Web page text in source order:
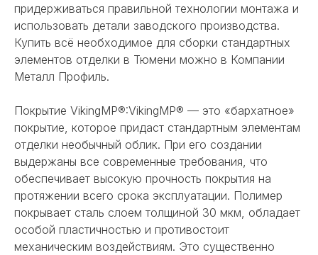
придерживаться правильной технологии монтажа и
использовать детали заводского производства.
Купить всё необходимое для сборки стандартных
элементов отделки в Тюмени можно в Компании
Металл Профиль.
Покрытие VikingMP®:VikingMP® — это «бархатное»
покрытие, которое придаст стандартным элементам
отделки необычный облик. При его создании
выдержаны все современные требования, что
обеспечивает высокую прочность покрытия на
протяжении всего срока эксплуатации. Полимер
покрывает сталь слоем толщиной 30 мкм, обладает
особой пластичностью и противостоит
механическим воздействиям. Это существенно